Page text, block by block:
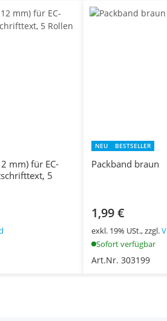
mm) für EC-
5
NEU BESTSELLER
Packband braun
1,99 €
exkl. 19% USt., zzgl.
Sofort verfügbar
Art.Nr. 303199